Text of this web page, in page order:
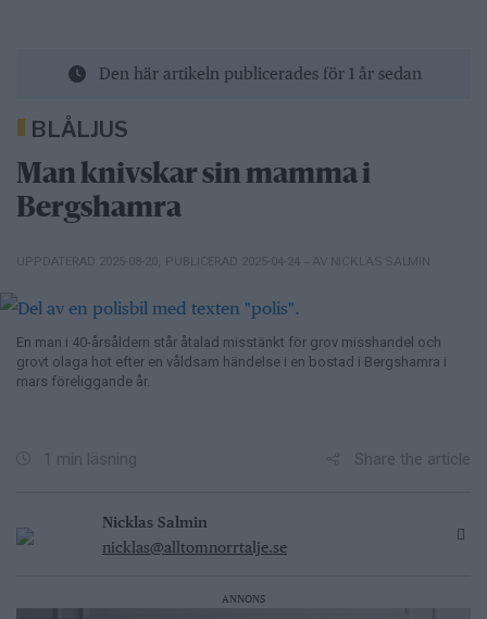
Den här artikeln publicerades för 1 år sedan
BLÅLJUS
Man knivskar sin mamma i
Bergshamra
UPPDATERAD 2025-08-20 PUBLICERAD 2025-04-24 – AV NICKLAS SALMIN
En man i 40-årsåldern står åtalad misstänkt för grov misshandel och
grovt olaga hot efter en våldsam händelse i en bostad i Bergshamra i
mars föreliggande år.
1 min läsning Share the article
Nicklas Salmin
nicklas@alltomnorrtalje.se
ANNONS